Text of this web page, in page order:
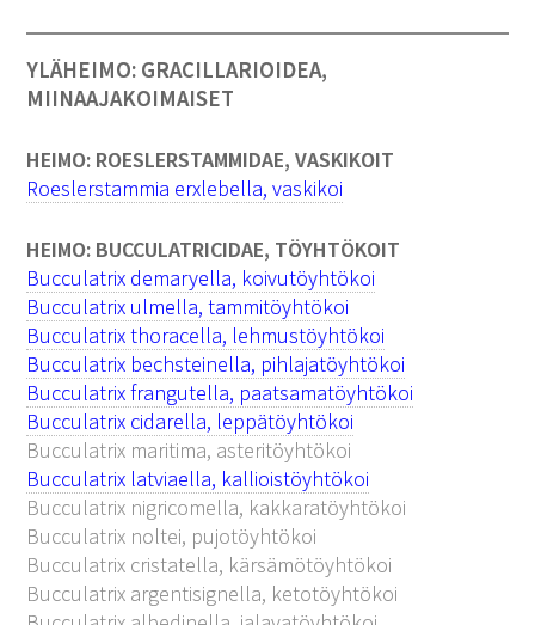
YLÄHEIMO: GRACILLARIOIDEA,
MIINAAJAKOIMAISET
HEIMO: ROESLERSTAMMIDAE, VASKIKOIT
Roeslerstammia erxlebella, vaskikoi
HEIMO: BUCCULATRICIDAE, TÖYHTÖKOIT
Bucculatrix demaryella, koivutöyhtökoi
Bucculatrix ulmella, tammitöyhtökoi
Bucculatrix thoracella, lehmustöyhtökoi
Bucculatrix bechsteinella, pihlajatöyhtökoi
Bucculatrix frangutella, paatsamatöyhtökoi
Bucculatrix cidarella, leppätöyhtökoi
Bucculatrix maritima, asteritöyhtökoi
Bucculatrix latviaella, kallioistöyhtökoi
Bucculatrix nigricomella, kakkaratöyhtökoi
Bucculatrix noltei, pujotöyhtökoi
Bucculatrix cristatella, kärsämötöyhtökoi
Bucculatrix argentisignella, ketotöyhtökoi